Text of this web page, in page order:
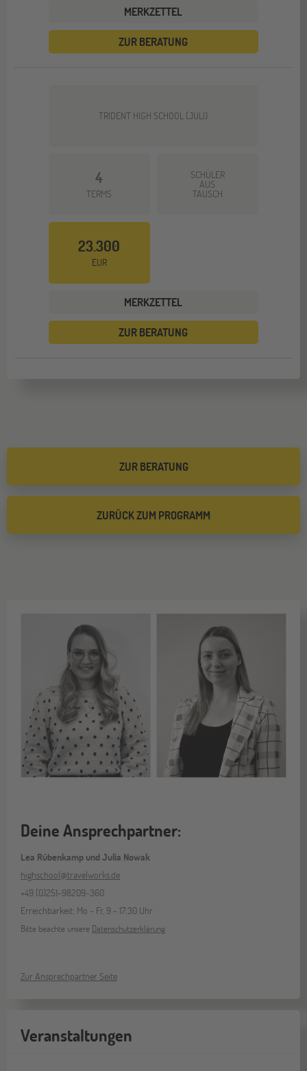
MERKZETTEL
ZUR BERATUNG
TRIDENT HIGH SCHOOL (JULI)
4
TERMS
SCHÜLER
AUS
TAUSCH
23.300
EUR
MERKZETTEL
ZUR BERATUNG
ZUR BERATUNG
ZURÜCK ZUM PROGRAMM
Deine Ansprechpartner:
Lea Rübenkamp und Julia Nowak
highschool@travelworks.de
+49 (0)251-98209-360
Erreichbarkeit: Mo - Fr, 9 - 17:30 Uhr
Bitte beachte unsere Datenschutzerklärung
Zur Ansprechpartner Seite
Veranstaltungen